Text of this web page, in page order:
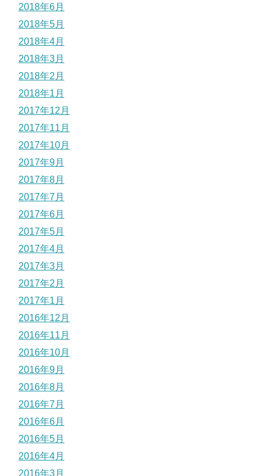
2018年6月
2018年5月
2018年4月
2018年3月
2018年2月
2018年1月
2017年12月
2017年11月
2017年10月
2017年9月
2017年8月
2017年7月
2017年6月
2017年5月
2017年4月
2017年3月
2017年2月
2017年1月
2016年12月
2016年11月
2016年10月
2016年9月
2016年8月
2016年7月
2016年6月
2016年5月
2016年4月
2016年3月